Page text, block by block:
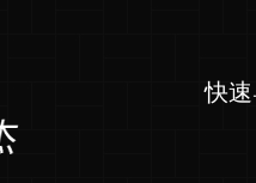
快